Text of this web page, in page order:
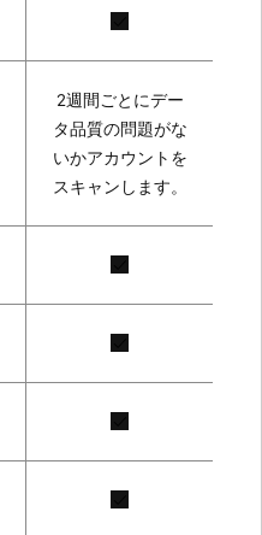
2週間ごとにデー
タ品質の問題がな
いかアカウントを
スキャンします。